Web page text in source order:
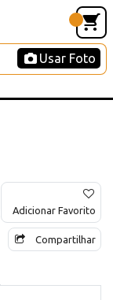
Usar Foto
Adicionar Favorito
Compartilhar